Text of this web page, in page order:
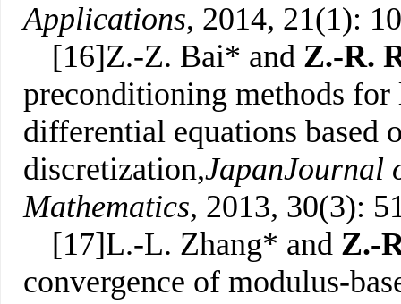
Applications, 2014, 21(1):
[16]Z.-Z. Bai* and Z.-R.
preconditioning methods
differential equations based
discretization,JapanJournal
Mathematics, 2013, 30(3):
[17]L.-L. Zhang* and Z.-
convergence of modulus-